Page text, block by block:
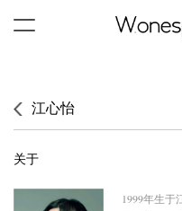
江心怡
关于
1999年生